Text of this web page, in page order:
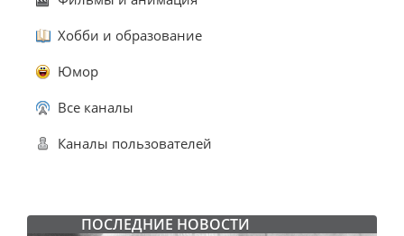
Хобби и образование
Юмор
Все каналы
Каналы пользователей
ПОСЛЕДНИЕ НОВОСТИ